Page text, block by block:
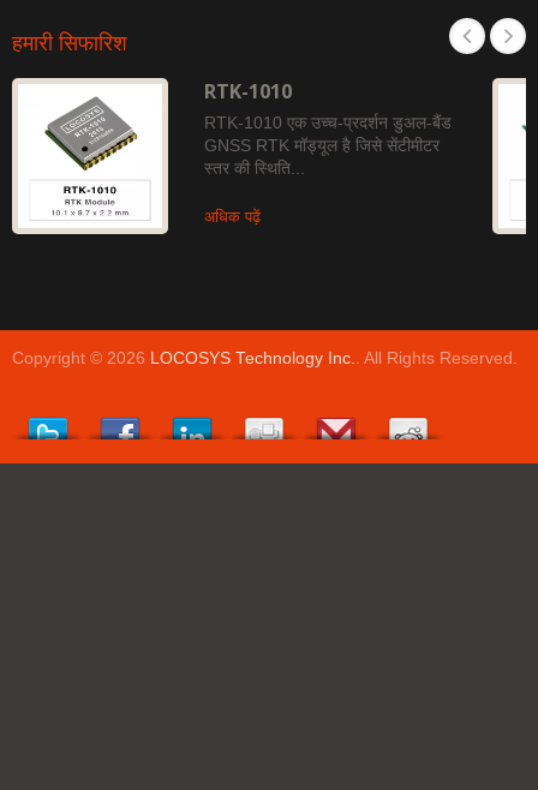
हमारी सिफारिश
RTK-1010
RTK-1010 एक उच्च-प्रदर्शन डुअल-बैंड
GNSS RTK मॉड्यूल है जिसे सेंटीमीटर
स्तर की स्थिति...
अधिक पढ़ें
Copyright © 2026 LOCOSYS Technology Inc.. All Rights Reserved.